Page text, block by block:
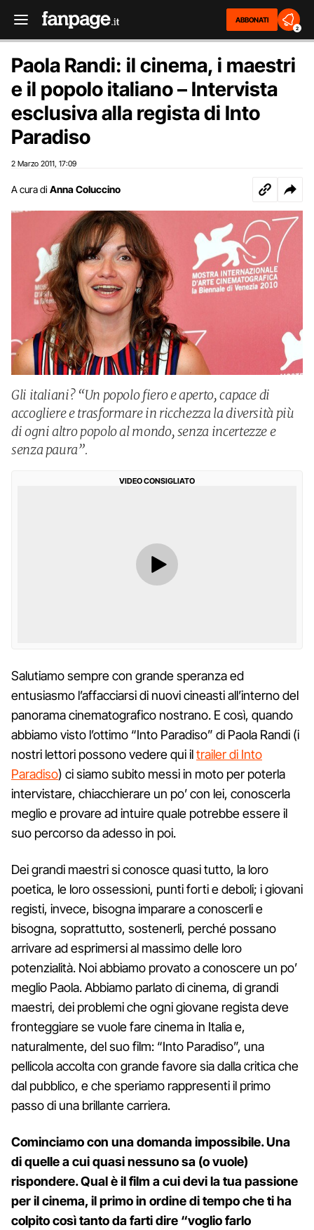
ABBONATI
2
Paola Randi: il cinema, i maestri
e il popolo italiano – Intervista
esclusiva alla regista di Into
Paradiso
2 Marzo 2011 17:09
A cura di Anna Coluccino
Gli italiani? “Un popolo fiero e aperto, capace di
accogliere e trasformare in ricchezza la diversità più
di ogni altro popolo al mondo, senza incertezze e
senza paura”.
VIDEO CONSIGLIATO
Salutiamo sempre con grande speranza ed
entusiasmo l’affacciarsi di nuovi cineasti all’interno del
panorama cinematografico nostrano. E così, quando
abbiamo visto l’ottimo “Into Paradiso” di Paola Randi (i
nostri lettori possono vedere qui iltrailer di Into
Paradiso) ci siamo subito messi in moto per poterla
intervistare, chiacchierare un po’ con lei, conoscerla
meglio e provare ad intuire quale potrebbe essere il
suo percorso da adesso in poi.
Dei grandi maestri si conosce quasi tutto, la loro
poetica, le loro ossessioni, punti forti e deboli; i giovani
registi, invece, bisogna imparare a conoscerli e
bisogna, soprattutto, sostenerli, perché possano
arrivare ad esprimersi al massimo delle loro
potenzialità. Noi abbiamo provato a conoscere un po’
meglio Paola. Abbiamo parlato di cinema, di grandi
maestri, dei problemi che ogni giovane regista deve
fronteggiare se vuole fare cinema in Italia e,
naturalmente, del suo film: “Into Paradiso”, una
pellicola accolta con grande favore sia dalla critica che
dal pubblico, e che speriamo rappresenti il primo
passo di una brillante carriera.
Cominciamo con una domanda impossibile. Una
di quelle a cui quasi nessuno sa (o vuole)
rispondere. Qual è il film a cui devi la tua passione
per il cinema, il primo in ordine di tempo che ti ha
colpito così tanto da farti dire “voglio farlo